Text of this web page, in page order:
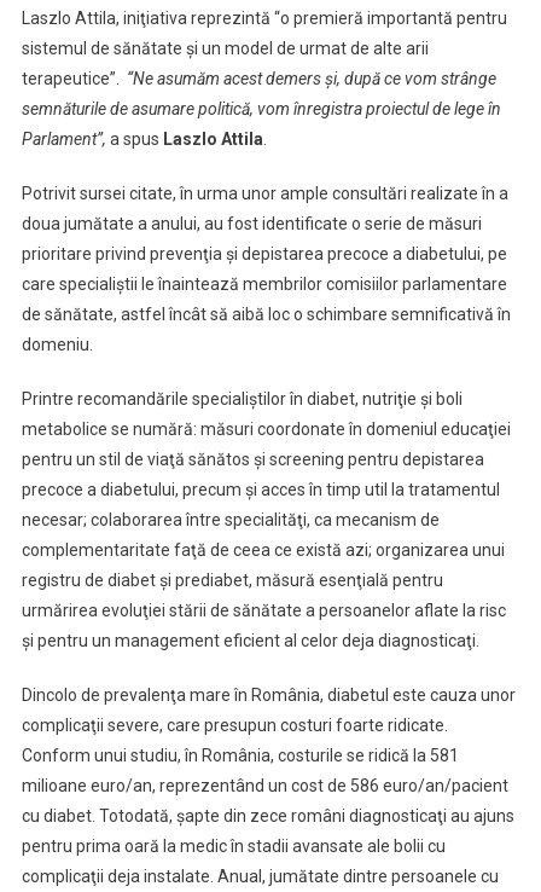
Laszlo Attila, iniţiativa reprezintă “o premieră importantă pentru
sistemul de sănătate şi un model de urmat de alte arii
terapeutice”. “Ne asumăm acest demers şi, după ce vom strânge
semnăturile de asumare politică, vom înregistra proiectul de lege în
Parlament”, a spus Laszlo Attila
Potrivit sursei citate, în urma unor ample consultări realizate în a
doua jumătate a anului, au fost identificate o serie de măsuri
prioritare privind prevenţia şi depistarea precoce a diabetului, pe
care specialiştii le înaintează membrilor comisiilor parlamentare
de sănătate, astfel încât să aibă loc o schimbare semnificativă în
domeniu.
Printre recomandările specialiştilor în diabet, nutriţie şi boli
metabolice se numără: măsuri coordonate în domeniul educaţiei
pentru un stil de viaţă sănătos şi screening pentru depistarea
precoce a diabetului, precum şi acces în timp util la tratamentul
necesar; colaborarea între specialităţi, ca mecanism de
complementaritate faţă de ceea ce există azi; organizarea unui
registru de diabet şi prediabet, măsură esenţială pentru
urmărirea evoluţiei stării de sănătate a persoanelor aflate la risc
şi pentru un management eficient al celor deja diagnosticaţi.
Dincolo de prevalenţa mare în România, diabetul este cauza unor
complicaţii severe, care presupun costuri foarte ridicate.
Conform unui studiu, în România, costurile se ridică la 581
milioane euro/an, reprezentând un cost de 586 euro/an/pacient
cu diabet. Totodată, şapte din zece români diagnosticaţi au ajuns
pentru prima oară la medic în stadii avansate ale bolii cu
complicaţii deja instalate. Anual, jumătate dintre persoanele cu